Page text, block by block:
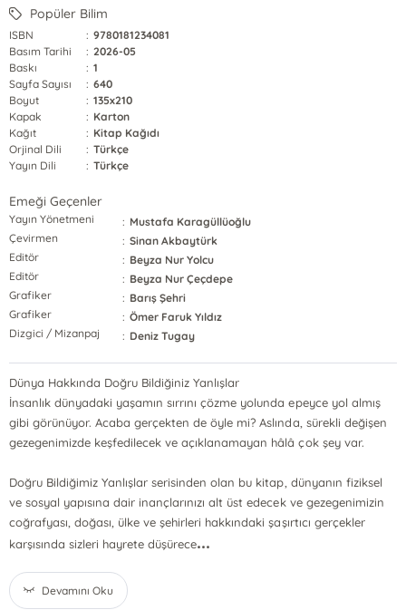
Popüler Bilim
ISBN : 9780181234081
Basım Tarihi
: 2026-05
Baskı
: 1
Sayfa Sayısı
: 640
Boyut
: 135x210
Kapak
: Karton
Kağıt
: Kitap Kağıdı
Orjinal Dili
: Türkçe
Yayın Dili
: Türkçe
Emeği Geçenler
Yayın Yönetmeni : Mustafa Karagüllüoğlu
Çevirmen
: Sinan Akbaytürk
Editör
: Beyza Nur Yolcu
Editör
: Beyza Nur Çeçdepe
Grafiker
: Barış Şehri
Grafiker
: Ömer Faruk Yıldız
Dizgici / Mizanpaj
: Deniz Tugay
Dünya Hakkında Doğru Bildiğiniz Yanlışlar
İnsanlık dünyadaki yaşamın sırrını çözme yolunda epeyce yol almış
gibi görünüyor. Acaba gerçekten de öyle mi? Aslında, sürekli değişen
gezegenimizde keşfedilecek ve açıklanamayan hâlâ çok şey var.
Doğru Bildiğimiz Yanlışlar serisinden olan bu kitap, dünyanın fiziksel
ve sosyal yapısına dair inançlarınızı alt üst edecek ve gezegenimizin
coğrafyası, doğası, ülke ve şehirleri hakkındaki şaşırtıcı gerçekler
karşısında sizleri hayrete düşürece...
Devamını Oku